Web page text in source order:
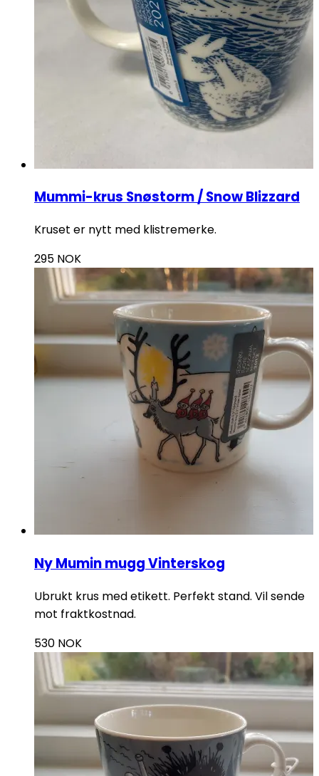
Mummi-krus Snøstorm / Snow Blizzard
Kruset er nytt med klistremerke.
295 NOK
Ny Mumin mugg Vinterskog
Ubrukt krus med etikett. Perfekt stand. Vil sende
mot fraktkostnad.
530 NOK